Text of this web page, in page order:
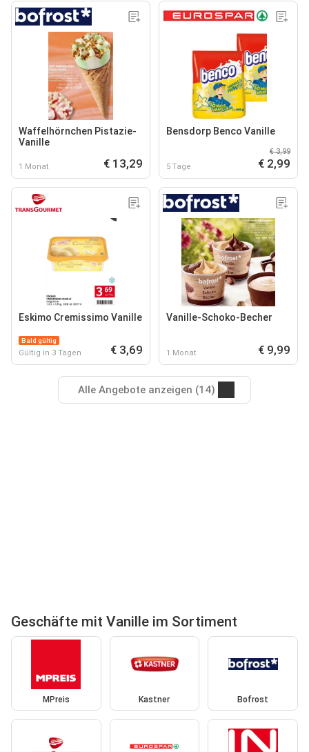
Waffelhörnchen Pistazie-
Vanille
1 Monat € 13,29
Bensdorp Benco Vanille
5 Tage
€ 3,99
€ 2,99
Eskimo Cremissimo Vanille
Bald gültig
Gültig in 3 Tagen € 3,69
Vanille-Schoko-Becher
1 Monat € 9,99
Alle Angebote anzeigen (14)
Geschäfte mit Vanille im Sortiment
MPreis Kastner Bofrost